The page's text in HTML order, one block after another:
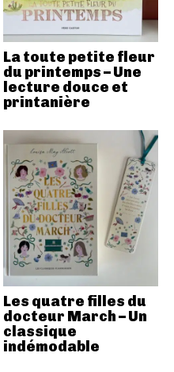
La toute petite fleur
du printemps – Une
lecture douce et
printanière
Les quatre filles du
docteur March – Un
classique
indémodable